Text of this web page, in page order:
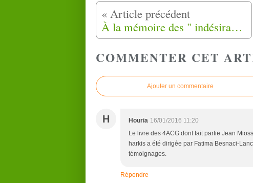
À la mémoire des " indésirables " de la république, par le courrier de l’atlas
COMMENTER CET
Ajouter un commentaire
H Houria 16/01/2016 11:20
Le livre des 4ACG dont fait partie Jean
harkis a été dirigée par Fatima Besnaci-
témoignages.
Répondre